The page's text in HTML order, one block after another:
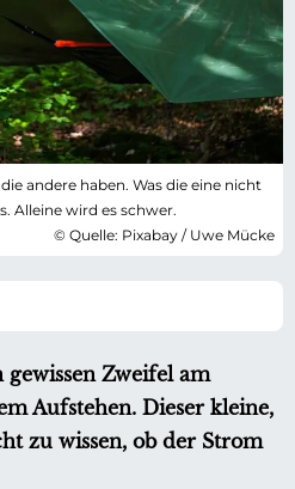
andere haben. Was die eine nicht
Alleine wird es schwer.
© Quelle: Pixabay / Uwe Mücke
gewissen Zweifel am
Aufstehen. Dieser kleine,
zu wissen, ob der Strom